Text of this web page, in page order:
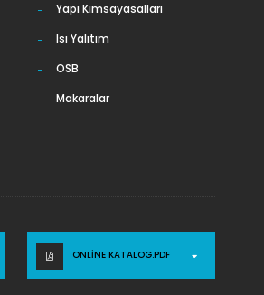
Yapı Kimsayasalları
Isı Yalıtım
OSB
Makaralar
ONLINE KATALOG.PDF